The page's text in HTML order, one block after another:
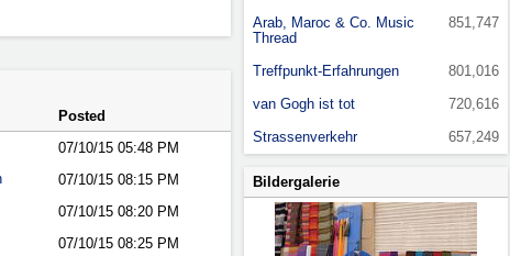
Posted
07/10/15 05:48 PM
07/10/15 08:15 PM
07/10/15 08:20 PM
07/10/15 08:25 PM
851,747
Arab, Maroc & Co. Music
Thread
801,016
Treffpunkt-Erfahrungen
720,616
van Gogh ist tot
657,249
Strassenverkehr
Bildergalerie